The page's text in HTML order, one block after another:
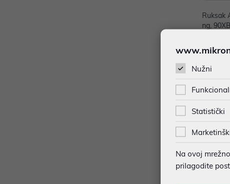
Ruksak
ng,
Nužni
Statistički
Na ovoj
prilagodite